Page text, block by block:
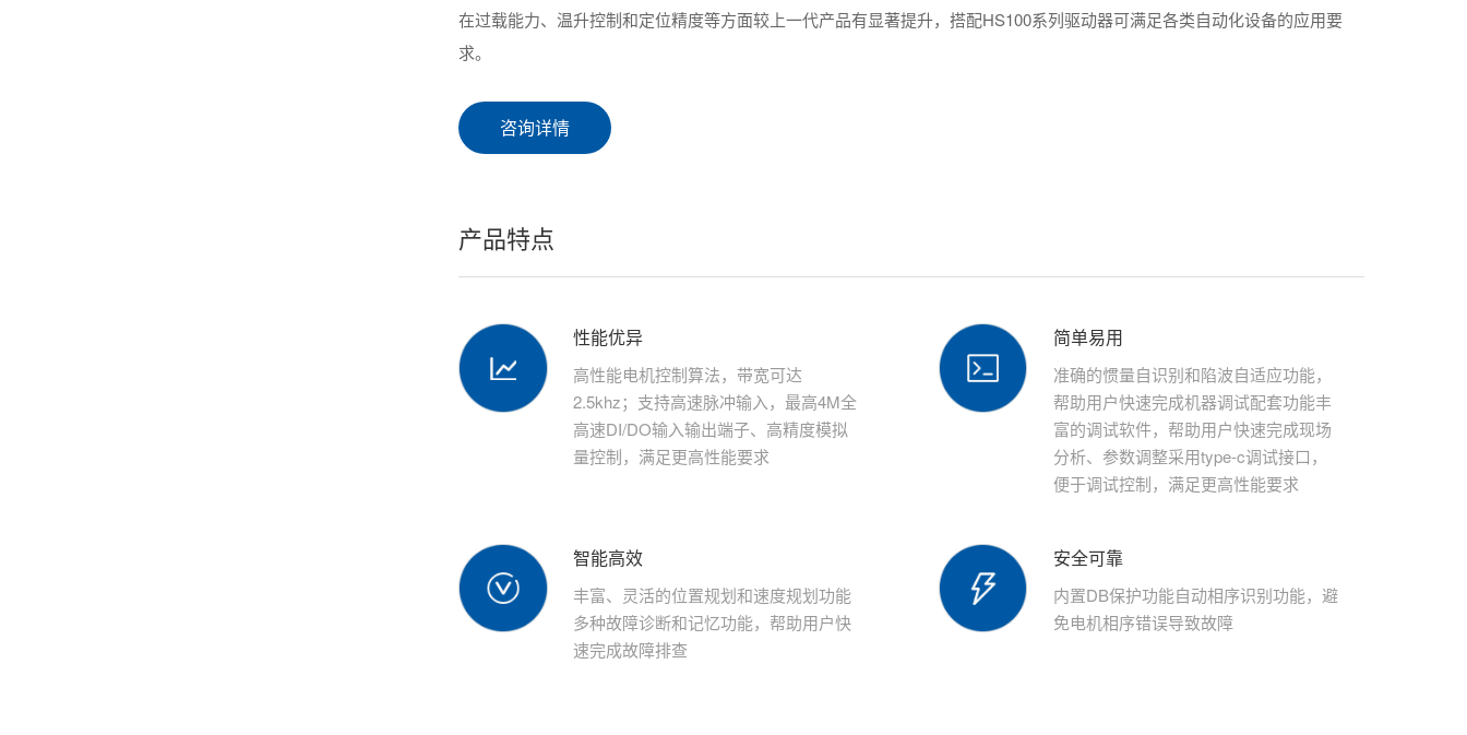
在过载能力、温升控制和定位精度等方面较上一代产品有显著提升，搭配HS100系列驱动器可满足各类自动化设备的应用要
求。
咨询详情
产品特点
性能优异
高性能电机控制算法，带宽可达
2.5khz；支持高速脉冲输入，最高4M全
高速DI/DO输入输出端子、高精度模拟
量控制，满足更高性能要求
简单易用
准确的惯量自识别和陷波自适应功能，
帮助用户快速完成机器调试配套功能丰
富的调试软件，帮助用户快速完成现场
分析、参数调整采用type-c调试接口，
便于调试控制，满足更高性能要求
智能高效
丰富、灵活的位置规划和速度规划功能
多种故障诊断和记忆功能，帮助用户快
速完成故障排查
安全可靠
内置DB保护功能自动相序识别功能，避
免电机相序错误导致故障